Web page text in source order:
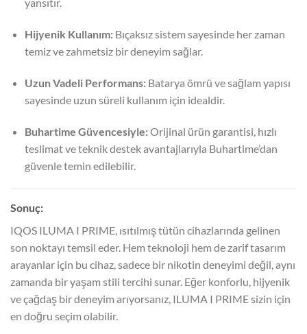
Hijyenik Kullanım:Bıçaksız sistem sayesinde her zaman
temiz ve zahmetsiz bir deneyim sağlar.
Uzun Vadeli Performans:Batarya ömrü ve sağlam yapısı
sayesinde uzun süreli kullanım için idealdir.
Buhartime Güvencesiyle:Orijinal ürün garantisi, hızlı
teslimat ve teknik destek avantajlarıyla Buhartime’dan
güvenle temin edilebilir.
Sonuç:
IQOS ILUMA I PRIME, ısıtılmış tütün cihazlarında gelinen
son noktayı temsil eder. Hem teknoloji hem de zarif tasarım
arayanlar için bu cihaz, sadece bir nikotin deneyimi değil, aynı
zamanda bir yaşam stili tercihi sunar. Eğer konforlu, hijyenik
ve çağdaş bir deneyim arıyorsanız, ILUMA I PRIME sizin için
en doğru seçim olabilir.